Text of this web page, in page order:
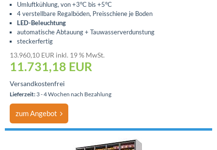
Umluftkühlung, von +3°C bis +5°C
4 verstellbare Regalböden, Preisschiene je Boden
LED-Beleuchtung
automatische Abtauung + Tauwasserverdunstung
steckerfertig
13.960,10 EUR inkl. 19 % MwSt.
11.731,18 EUR
Versandkostenfrei
Lieferzeit: 3 - 4 Wochen nach Bezahlung
zum Angebot